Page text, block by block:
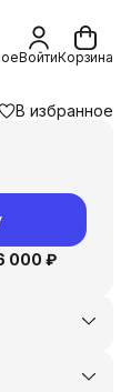
ВойтиКорзина
В избранное
000 ₽